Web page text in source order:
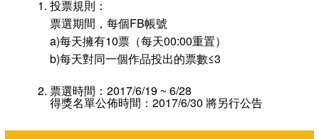
投票規則：
票選期間，每個FB帳號
a)每天擁有10票（每天00:00重置）
b)每天對同一個作品投出的票數≤3
票選時間：2017/6/19 ~ 6/28
得獎名單公佈時間：2017/6/30 將另行公告